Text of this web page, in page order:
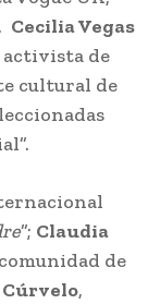
Cecilia Vegas
de
cultural de
”; Claudia
de
,